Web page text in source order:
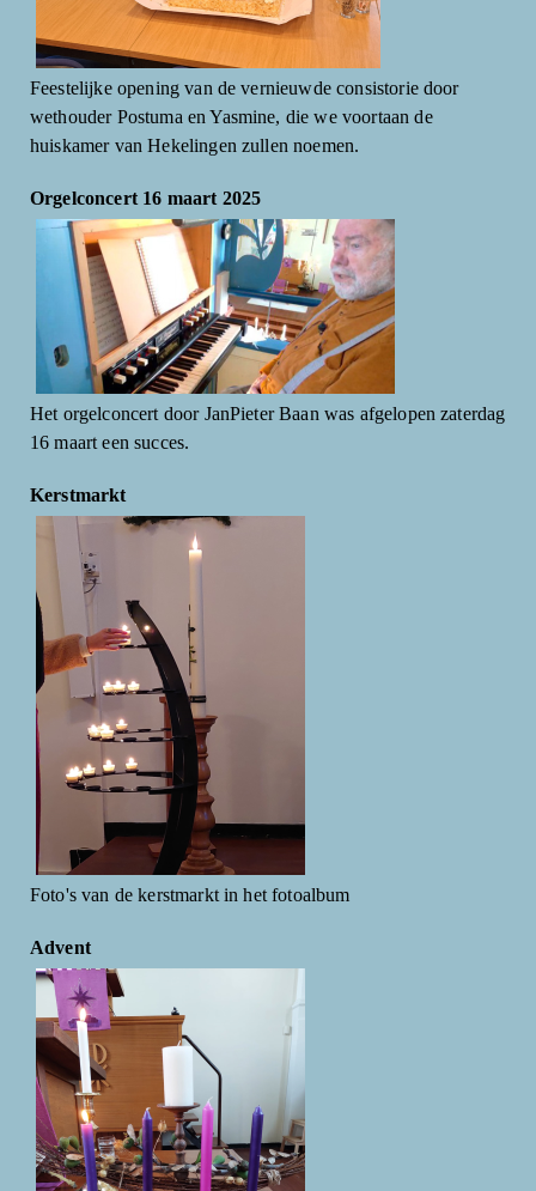
Feestelijke opening van de vernieuwde consistorie door
wethouder Postuma en Yasmine, die we voortaan de
huiskamer van Hekelingen zullen noemen.
Orgelconcert 16 maart 2025
Het orgelconcert door JanPieter Baan was afgelopen zaterdag
16 maart een succes.
Kerstmarkt
Foto's van de kerstmarkt in het fotoalbum
Advent